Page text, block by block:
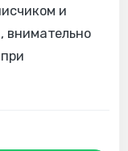
и
внимательно